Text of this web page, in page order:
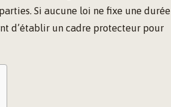
Si aucune loi ne fixe une durée
d’établir un cadre protecteur pour